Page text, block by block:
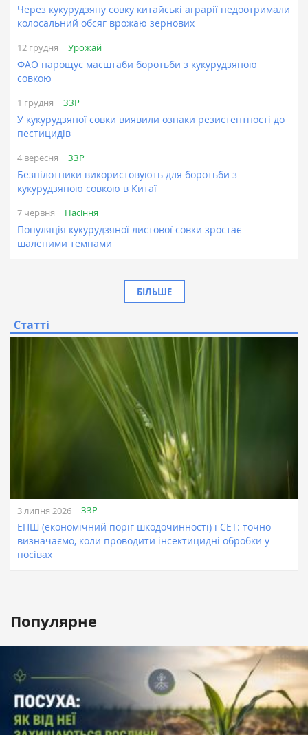
Через кукурудзяну совку китайські аграрії недоотримали
колосальний обсяг врожаю зернових
12 грудня Урожай
ФАО нарощує масштаби боротьби з кукурудзяною
совкою
1 грудня ЗЗР
У кукурудзяної совки виявили ознаки резистентності до
пестицидів
4 вересня ЗЗР
Безпілотники використовують для боротьби з
кукурудзяною совкою в Китаї
7 червня Насіння
Популяція кукурудзяної листової совки зростає
шаленими темпами
БІЛЬШЕ
Статті
3 липня 2026 ЗЗР
ЕПШ (економічний поріг шкодочинності) і СЕТ: точно
визначаємо, коли проводити інсектицидні обробки у
посівах
Популярне